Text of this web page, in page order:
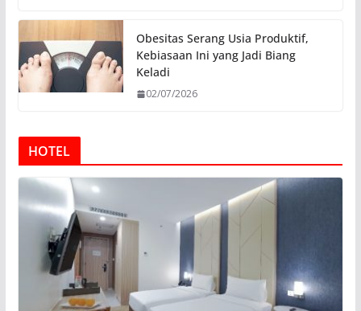
Obesitas Serang Usia Produktif,
Kebiasaan Ini yang Jadi Biang
Keladi
02/07/2026
HOTEL